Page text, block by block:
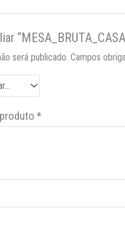
será publicado. Campos
*